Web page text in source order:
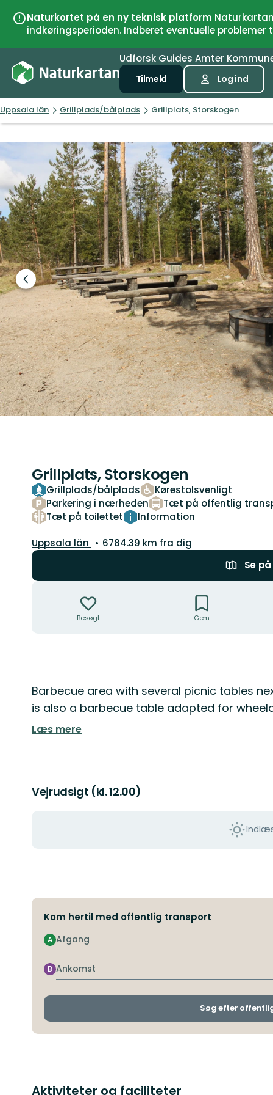
Naturkortet på en ny teknisk platform
indkøringsperioden. Indberet eventuelle
Udforsk Guides Amter
Tilmeld Log ind
Uppsala län Grillplads/bålplads Grillplats, Storskogen
Forrige
slide
Grillplats, Storskogen
Grillplads/bålplads
Kørestolsvenligt
Parkering i nærheden
Tæt på offentlig
Tæt på toilettet
Information
Amt:
Uppsala län
6784.39 km fra dig
Se
Besøgt Gem
Beskrivelse
Barbecue area with several picnic tables
is also a barbecue table adapted for
Læs mere
Vejrudsigt (kl. 12.00)
Kom hertil med offentlig transport
Afgang
A
Ankomst
B
Søg efter
Aktiviteter og faciliteter